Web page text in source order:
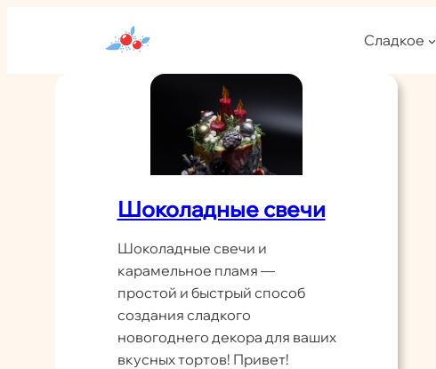
Сладкое
Шоколадные свечи
Шоколадные свечи и
карамельное пламя —
простой и быстрый способ
создания сладкого
новогоднего декора для ваших
вкусных тортов! Привет!